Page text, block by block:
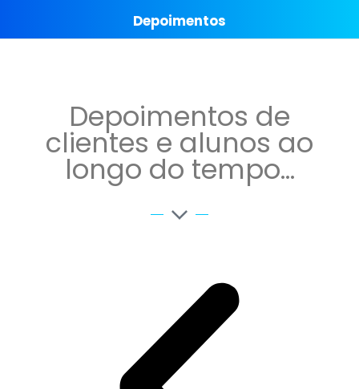
Depoimentos
Depoimentos de
clientes e alunos ao
longo do tempo…